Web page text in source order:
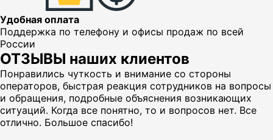
Удобная оплата
Поддержка по телефону и офисы продаж по всей
России
ОТЗЫВЫ наших клиентов
Понравились чуткость и внимание со стороны
операторов, быстрая реакция сотрудников на вопросы
и обращения, подробные объяснения возникающих
ситуаций. Когда все понятно, то и вопросов нет. Все
отлично. Большое спасибо!